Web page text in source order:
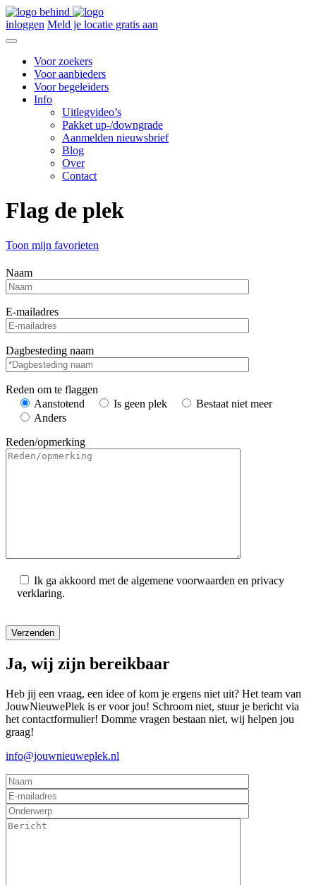
inloggen Meld je locatie gratis aan
Voor zoekers
Voor aanbieders
Voor begeleiders
Info
Uitlegvideo’s
Pakket up-/downgrade
Aanmelden nieuwsbrief
Blog
Over
Contact
Flag de plek
Toon mijn favorieten
Naam
E-mailadres
Dagbesteding naam
Reden om te flaggen
Aanstotend
Is geen plek
Bestaat niet meer
Anders
Reden/opmerking
Ik ga akkoord met de algemene voorwaarden en privacy
verklaring.
Ja, wij zijn bereikbaar
Heb jij een vraag, een idee of kom je ergens niet uit? Het team van
JouwNieuwePlek is er voor jou! Schroom niet, stuur je bericht via
het contactformulier! Domme vragen bestaan niet, wij helpen jou
graag!
info@jouwnieuweplek.nl